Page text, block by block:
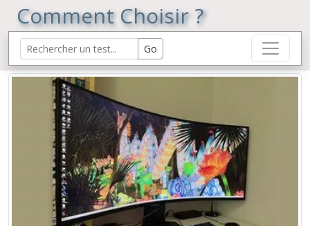
Comment Choisir ?